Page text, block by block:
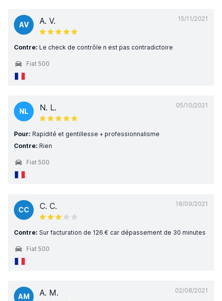
15/11/2021
AV A. V.
Contre: Le check de contrôle n est pas contradictoire
Fiat 500
05/10/2021
NL N. L.
Pour: Rapidité et gentillesse + professionnalisme
Contre: Rien
Fiat 500
18/09/2021
CC C. C.
Contre: Sur facturation de 126 € car dépassement de 30 minutes
Fiat 500
02/08/2021
AM A. M.